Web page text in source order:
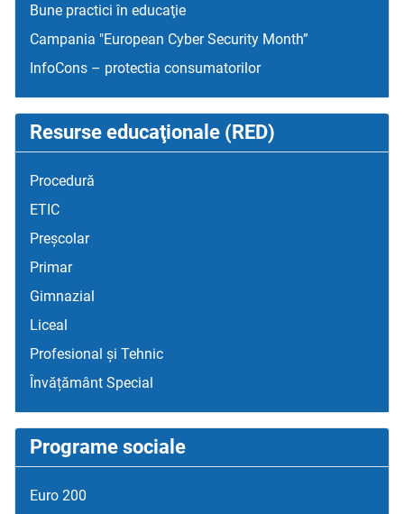
Bune practici în educaţie
Campania "European Cyber Security Month”
InfoCons – protectia consumatorilor
Resurse educaţionale (RED)
Procedură
ETIC
Preșcolar
Primar
Gimnazial
Liceal
Profesional și Tehnic
Învățământ Special
Programe sociale
Euro 200